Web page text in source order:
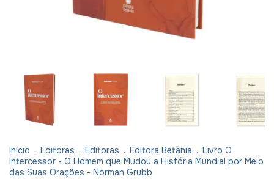
Início . Editoras . Editoras . Editora Betânia . Livro O
Intercessor - O Homem que Mudou a História Mundial por Meio
das Suas Orações - Norman Grubb